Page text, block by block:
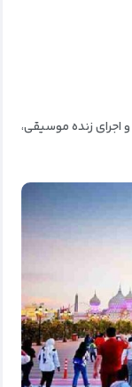
و اجرای زنده موسیقی،